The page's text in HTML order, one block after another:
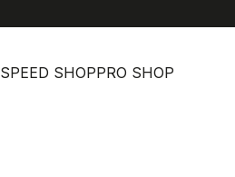
SPEED SHOPPRO SHOP